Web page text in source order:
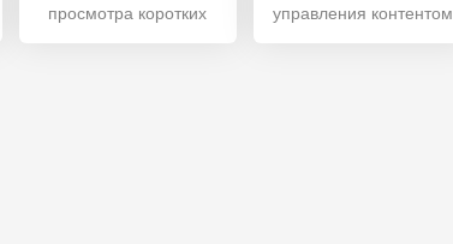
просмотра коротких
управления контентом